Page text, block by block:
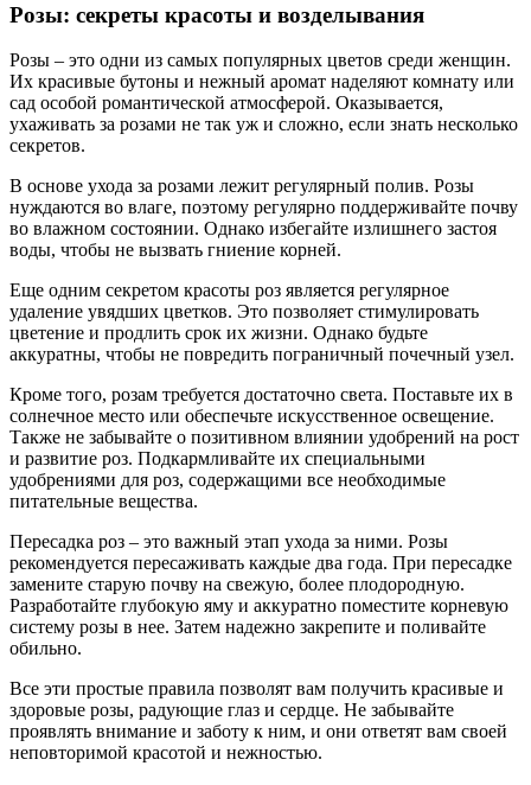
Розы: секреты красоты и возделывания
Розы – это одни из самых популярных цветов среди женщин.
Их красивые бутоны и нежный аромат наделяют комнату или
сад особой романтической атмосферой. Оказывается,
ухаживать за розами не так уж и сложно, если знать несколько
секретов.
В основе ухода за розами лежит регулярный полив. Розы
нуждаются во влаге, поэтому регулярно поддерживайте почву
во влажном состоянии. Однако избегайте излишнего застоя
воды, чтобы не вызвать гниение корней.
Еще одним секретом красоты роз является регулярное
удаление увядших цветков. Это позволяет стимулировать
цветение и продлить срок их жизни. Однако будьте
аккуратны, чтобы не повредить пограничный почечный узел.
Кроме того, розам требуется достаточно света. Поставьте их в
солнечное место или обеспечьте искусственное освещение.
Также не забывайте о позитивном влиянии удобрений на рост
и развитие роз. Подкармливайте их специальными
удобрениями для роз, содержащими все необходимые
питательные вещества.
Пересадка роз – это важный этап ухода за ними. Розы
рекомендуется пересаживать каждые два года. При пересадке
замените старую почву на свежую, более плодородную.
Разработайте глубокую яму и аккуратно поместите корневую
систему розы в нее. Затем надежно закрепите и поливайте
обильно.
Все эти простые правила позволят вам получить красивые и
здоровые розы, радующие глаз и сердце. Не забывайте
проявлять внимание и заботу к ним, и они ответят вам своей
неповторимой красотой и нежностью.